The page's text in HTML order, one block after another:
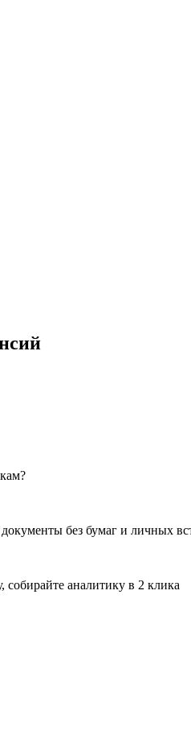
без бумаг и личных
собирайте аналитику в 2 клика